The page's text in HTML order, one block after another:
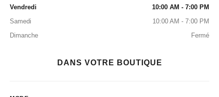
Vendredi
10:00 AM - 7:00 PM
Samedi
10:00 AM - 7:00 PM
Dimanche
Fermé
DANS VOTRE BOUTIQUE